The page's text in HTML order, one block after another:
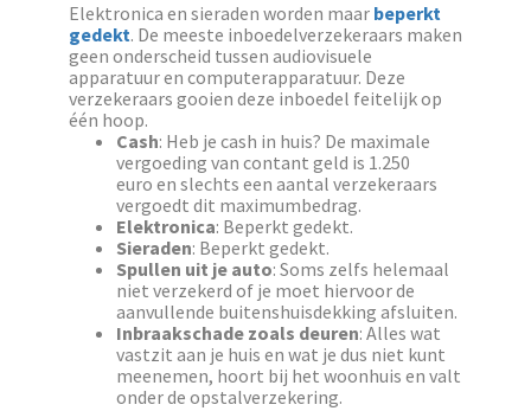
Elektronica en sieraden worden maar beperkt
gedekt. De meeste inboedelverzekeraars maken
geen onderscheid tussen audiovisuele
apparatuur en computerapparatuur. Deze
verzekeraars gooien deze inboedel feitelijk op
één hoop.
Cash: Heb je cash in huis? De maximale
vergoeding van contant geld is 1.250
euro en slechts een aantal verzekeraars
vergoedt dit maximumbedrag.
Elektronica: Beperkt gedekt.
Sieraden: Beperkt gedekt.
Spullen uit je auto: Soms zelfs helemaal
niet verzekerd of je moet hiervoor de
aanvullende buitenshuisdekking afsluiten.
Inbraakschade zoals deuren: Alles wat
vastzit aan je huis en wat je dus niet kunt
meenemen, hoort bij het woonhuis en valt
onder de opstalverzekering.